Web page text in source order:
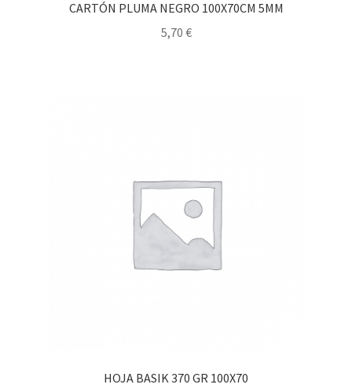
CARTÓN PLUMA NEGRO 100X70CM 5MM
5,70 €
HOJA BASIK 370 GR 100X70